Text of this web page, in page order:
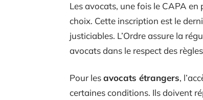
Les avocats, une fois le CAPA en
choix. Cette inscription est le
justiciables. L’Ordre assure la
avocats dans le respect des
Pour lesavocats étrangers,
certaines conditions. Ils doivent